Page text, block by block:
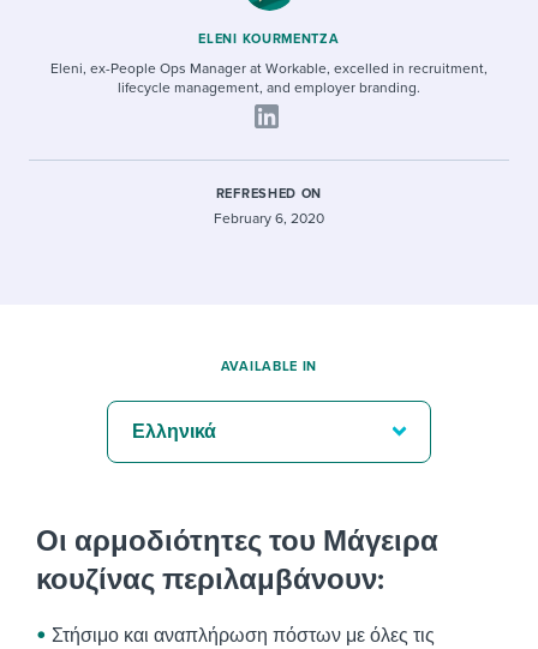
ELENI KOURMENTZA
Eleni, ex-People Ops Manager at Workable, excelled in recruitment,
lifecycle management, and employer branding.
REFRESHED ON
February 6, 2020
Οι αρμοδιότητες του Μάγειρα
κουζίνας περιλαμβάνουν:
Στήσιμο και αναπλήρωση πόστων με όλες τις
AVAILABLE IN
Ελληνικά